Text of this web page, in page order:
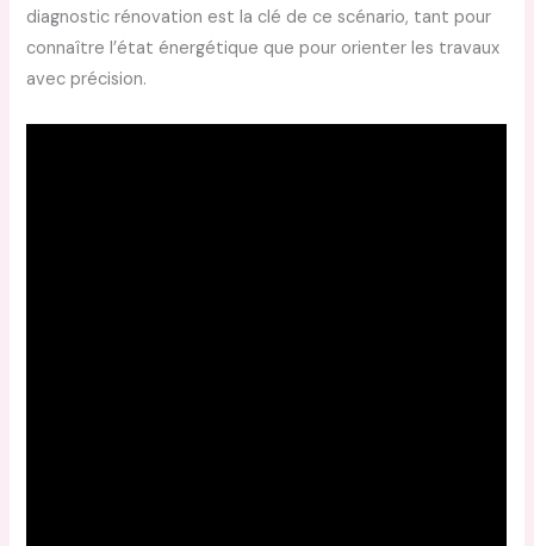
diagnostic rénovation est la clé de ce scénario, tant pour
connaître l’état énergétique que pour orienter les travaux
avec précision.